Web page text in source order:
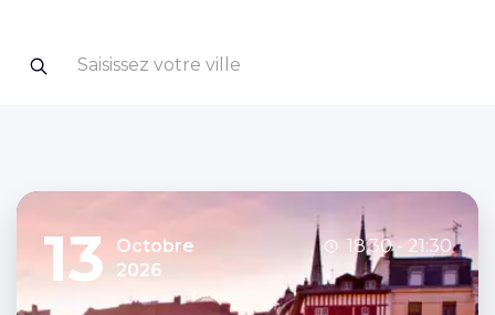
Saisissez votre ville
13 Octobre
2026
18:30 - 21:30